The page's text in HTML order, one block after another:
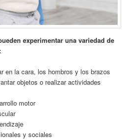
experimentar una variedad de
en la cara, los hombros y los brazos
objetos o realizar actividades
motor
y sociales